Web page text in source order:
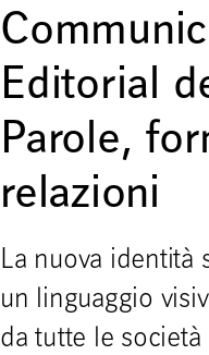
Editorial
Parole,
relazioni
La nuova identità
un linguaggio
da tutte le società